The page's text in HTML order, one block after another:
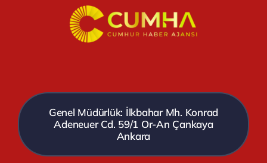
Genel Müdürlük: İlkbahar Mh. Konrad
Adeneuer Cd. 59/1 Or-An Çankaya
Ankara